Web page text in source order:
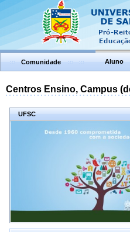
Comunidade Aluno
Centros Ensino, Campus
UFSC